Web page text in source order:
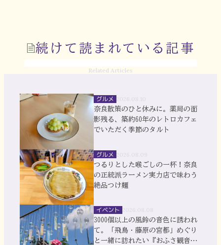
続けて読まれている記事
Related Articles
グルメ
奈良散策のひと休みに。薬局の面
影残る、築約60年のレトロカフェ
でいただく季節のタルト
グルメ
つるりとした喉ごしの一杯！奈良
の正統派ラーメン実力店で味わう
絶品つけ麺
イベント
3000個以上の風鈴の音色に誘われ
て。「飛鳥・藤原の宮都」めぐり
と一緒に訪れたい『おふさ観音』